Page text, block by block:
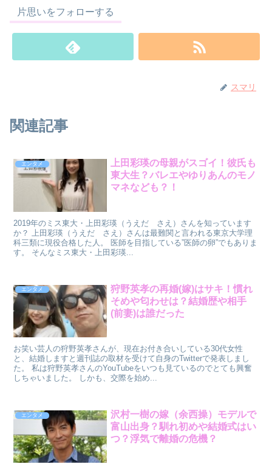
片思いをフォローする
スマリ
関連記事
エンタメ
上田彩瑛の母親がスゴイ！彼氏も
東大生？バレエやゆりあんのモノ
マネなども？！
2019年のミス東大・上田彩瑛（うえだ さえ）さんを知っています
か？ 上田彩瑛（うえだ さえ）さんは最難関と言われる東京大学理
科三類に現役合格した人。 医師を目指している”医師の卵”でもありま
す。 そんなミス東大・上田彩瑛...
エンタメ
狩野英孝の再婚(嫁)はサキ！慣れ
そめや匂わせは？結婚歴や相手
(前妻)は誰だった
お笑い芸人の狩野英孝さんが、現在お付き合いしている30代女性
と、結婚しますと週刊誌の取材を受けて自身のTwitterで発表しまし
た。 私は狩野英孝さんのYouTubeをいつも見ているのでとても興奮
しちゃいました。 しかも、交際を始め...
エンタメ
沢村一樹の嫁（余西操）モデルで
富山出身？馴れ初めや結婚式はい
つ？浮気で離婚の危機？